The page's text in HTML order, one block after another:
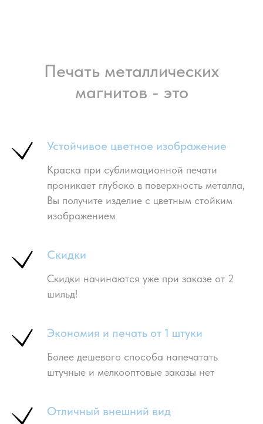
Печать металлических
магнитов - это
Устойчивое цветное изображение
Краска при сублимационной печати
проникает глубоко в поверхность металла,
Вы получите изделие с цветным стойким
изображением
Скидки
Скидки начинаются уже при заказе от 2
шильд!
Экономия и печать от 1 штуки
Более дешевого способа напечатать
штучные и мелкооптовые заказы нет
Отличный внешний вид